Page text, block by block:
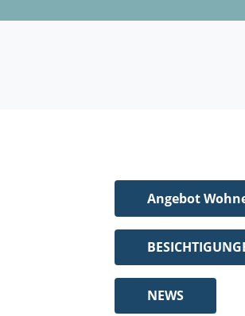
Angebot
NEWS